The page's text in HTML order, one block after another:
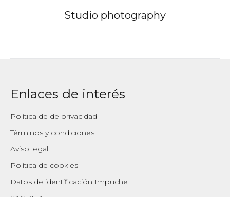
Studio photography
Enlaces de interés
Política de de privacidad
Términos y condiciones
Aviso legal
Política de cookies
Datos de identificación Impuche